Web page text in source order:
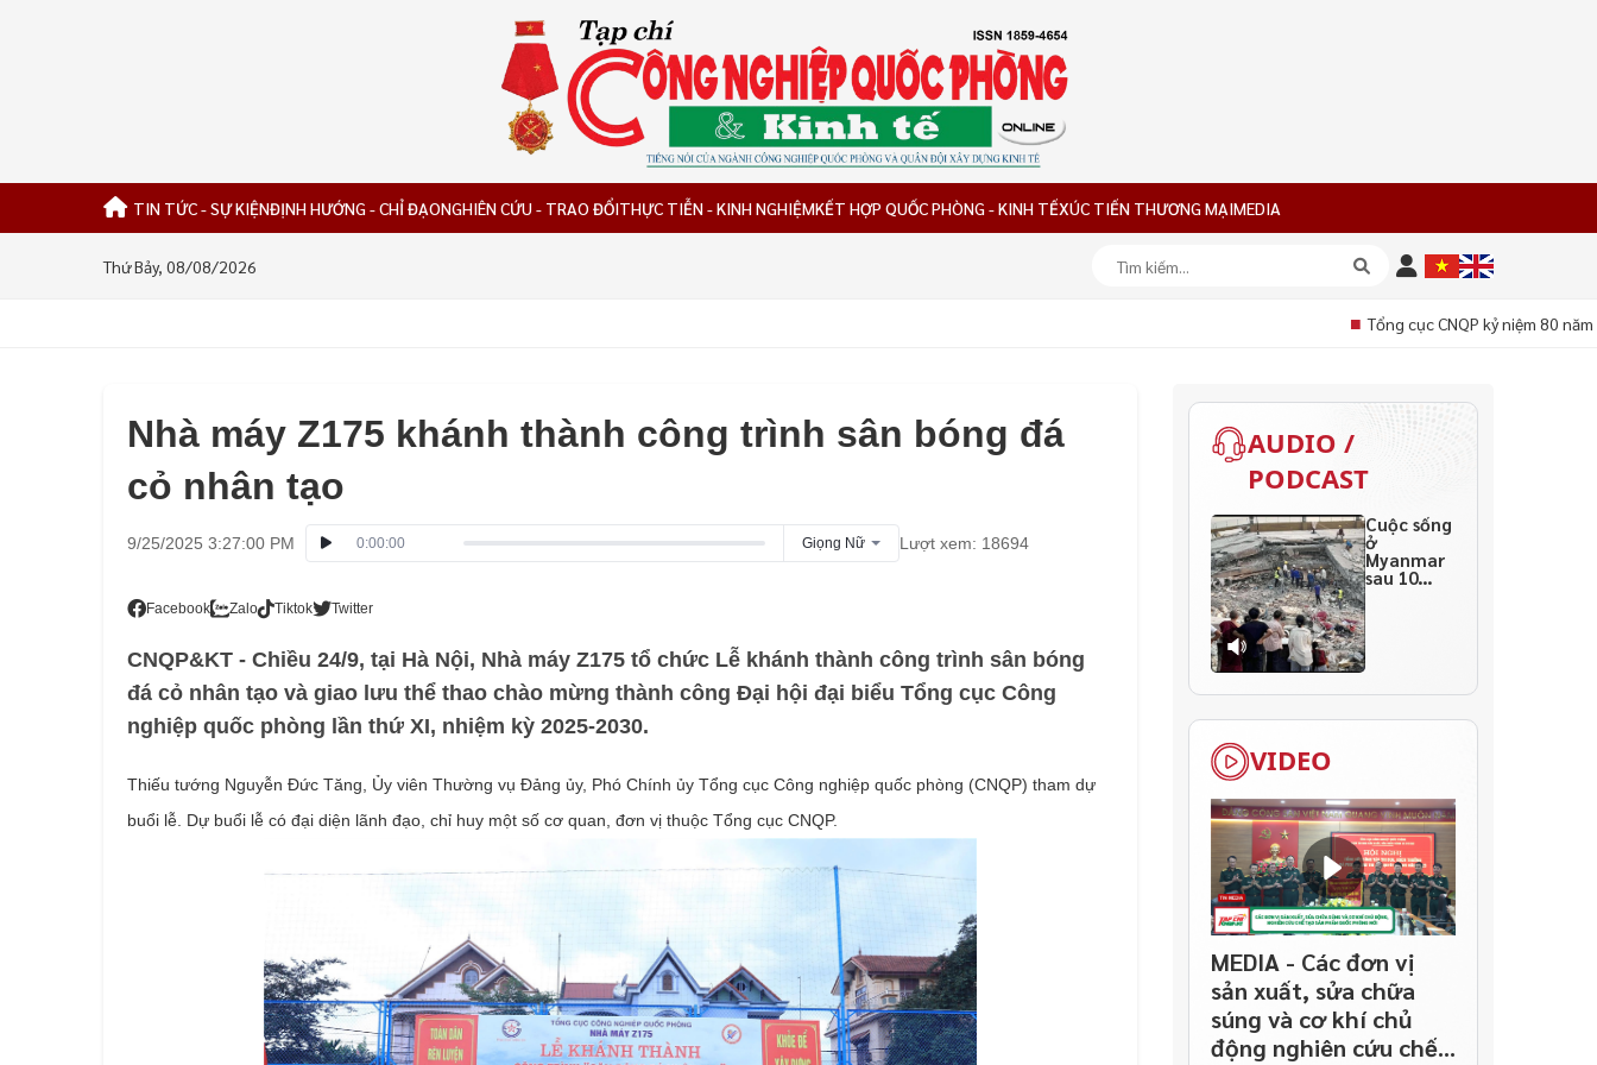
TIN TỨC - SỰ KIỆNĐỊNH HƯỚNG - CHỈ ĐẠONGHIÊN CỨU - TRAO ĐỔITHỰC TIỄN - KINH NGHIỆMKẾT HỢP QUỐC PHÒNG - KINH TẾXÚC TIẾN THƯƠNG MẠIMEDIA
Thứ Bảy, 08/08/2026
Tổng cục CNQP kỷ niệm 80 năm
Nhà máy Z175 khánh thành công trình sân bóng đá
cỏ nhân tạo
9/25/2025 3:27:00 PM 0:00:00 Giọng Nữ Lượt xem: 18694
Facebook Zalo Tiktok Twitter
CNQP&KT - Chiều 24/9, tại Hà Nội, Nhà máy Z175 tổ chức Lễ khánh thành công trình sân bóng
đá cỏ nhân tạo và giao lưu thể thao chào mừng thành công Đại hội đại biểu Tổng cục Công
nghiệp quốc phòng lần thứ XI, nhiệm kỳ 2025-2030.
Thiếu tướng Nguyễn Đức Tăng, Ủy viên Thường vụ Đảng ủy, Phó Chính ủy Tổng cục Công nghiệp quốc phòng (CNQP) tham dự
buổi lễ. Dự buổi lễ có đại diện lãnh đạo, chỉ huy một số cơ quan, đơn vị thuộc Tổng cục CNQP.
AUDIO /
PODCAST
Cuộc sống
ở
Myanmar
sau 10
ngày
thảm họa
VIDEO
MEDIA - Các đơn vị
sản xuất, sửa chữa
súng và cơ khí chủ
động nghiên cứu chế